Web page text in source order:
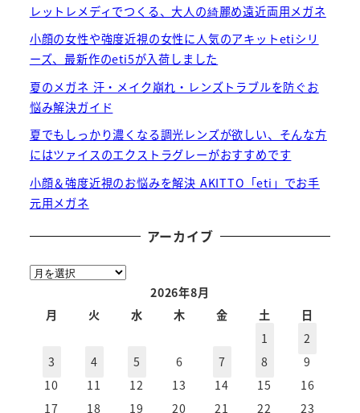
レットレメディでつくる、大人の綺麗め遠近両用メガネ
小顔の女性や強度近視の女性に人気のアキットetiシリ
ーズ、最新作のeti5が入荷しました
夏のメガネ 汗・メイク崩れ・レンズトラブルを防ぐお
悩み解決ガイド
夏でもしっかり濃くなる調光レンズが欲しい、そんな方
にはツァイスのエクストラグレーがおすすめです
小顔＆強度近視のお悩みを解決 AKITTO「eti」でお手
元用メガネ
アーカイブ
ア
2026年8月
月
火 水 木 金 土
日
1
2
3
4 5 6 7 8
9
10
11 12 13 14 15
16
17
18 19 20 21 22 23